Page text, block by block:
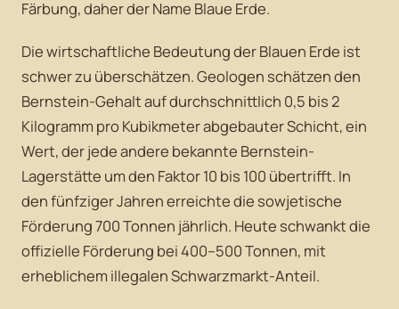
Färbung, daher der Name Blaue Erde.
Die wirtschaftliche Bedeutung der Blauen Erde ist
schwer zu überschätzen. Geologen schätzen den
Bernstein-Gehalt auf durchschnittlich 0,5 bis 2
Kilogramm pro Kubikmeter abgebauter Schicht, ein
Wert, der jede andere bekannte Bernstein-
Lagerstätte um den Faktor 10 bis 100 übertrifft. In
den fünfziger Jahren erreichte die sowjetische
Förderung 700 Tonnen jährlich. Heute schwankt die
offizielle Förderung bei 400–500 Tonnen, mit
erheblichem illegalen Schwarzmarkt-Anteil.